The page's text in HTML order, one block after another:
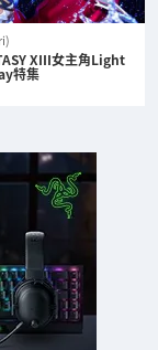
XIII女主角Light
特集